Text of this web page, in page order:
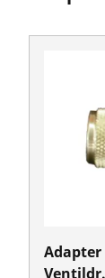
Adapter
Ventildr.